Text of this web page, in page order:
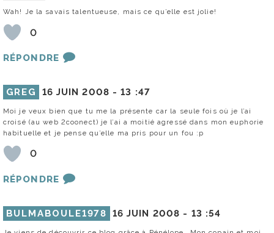
Wah! Je la savais talentueuse, mais ce qu’elle est jolie!
0
RÉPONDRE
GREG 16 JUIN 2008 -13 :47
Moi je veux bien que tu me la présente car la seule fois où je l’ai
croisé (au web 2coonect) je l’ai a moitié agressé dans mon euphorie
habituelle et je pense qu’elle ma pris pour un fou :p
0
RÉPONDRE
BULMABOULE1978 16 JUIN 2008 - 13 :54